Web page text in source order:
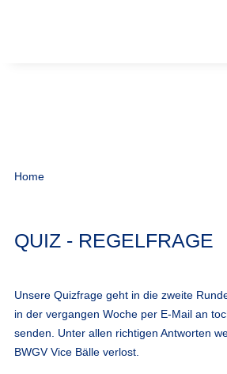
Home
QUIZ - REGELFRAGE
Unsere Quizfrage geht in die zweite
in der vergangen Woche per E-Mail an
senden. Unter allen richtigen Antworten
BWGV Vice Bälle verlost.